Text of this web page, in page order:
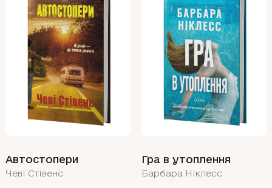
Автостопери
Чеві Стівенс
Гра в утоплення
Барбара Ніклесс